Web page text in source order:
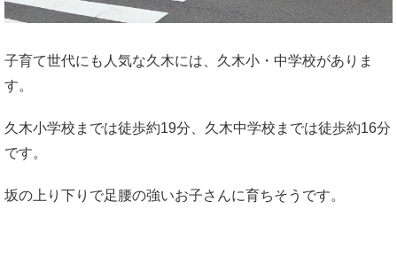
子育て世代にも人気な久木には、久木小・中学校がありま
す。
久木小学校までは徒歩約19分、久木中学校までは徒歩約16分
です。
坂の上り下りで足腰の強いお子さんに育ちそうです。